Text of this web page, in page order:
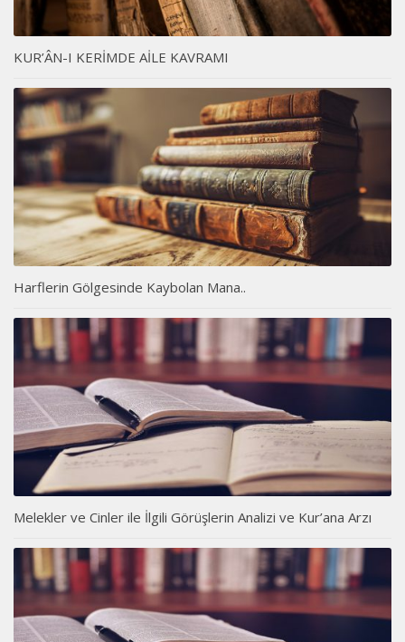
KUR’ÂN-I KERİMDE AİLE KAVRAMI
Harflerin Gölgesinde Kaybolan Mana..
Melekler ve Cinler ile İlgili Görüşlerin Analizi ve Kur’ana Arzı